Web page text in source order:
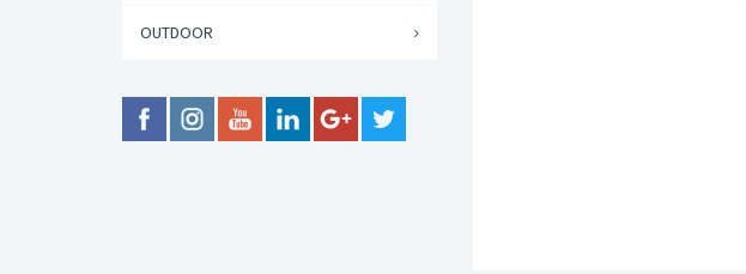
OUTDOOR